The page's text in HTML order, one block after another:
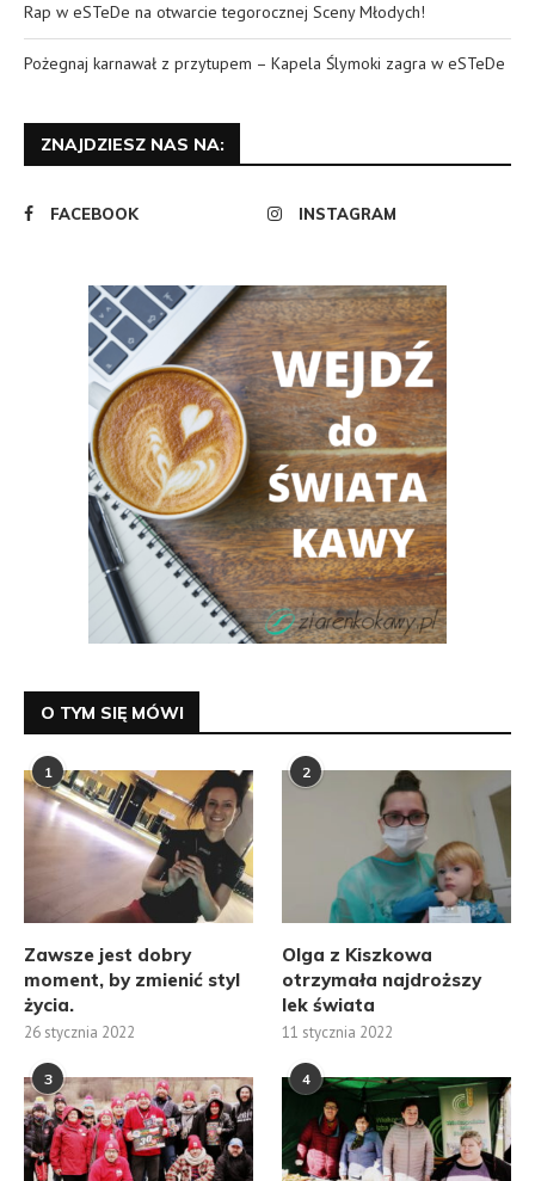
Rap w eSTeDe na otwarcie tegorocznej Sceny Młodych!
Pożegnaj karnawał z przytupem – Kapela Ślymoki zagra w eSTeDe
ZNAJDZIESZ NAS NA:
FACEBOOK INSTAGRAM
O TYM SIĘ MÓWI
1
Zawsze jest dobry
moment, by zmienić styl
życia.
26 stycznia 2022
2
Olga z Kiszkowa
otrzymała najdroższy
lek świata
11 stycznia 2022
3 4